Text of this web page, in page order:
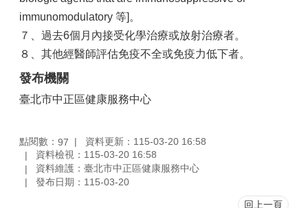
immunomodulatory 等]。
７、過去6個月內接受化學治療或放射治療者。
８、其他經醫師評估免疫不全或免疫力低下者。
發布機關
臺北市中正區健康服務中心
點閱數： 97
資料更新：115-03-20 16:58
資料檢視：115-03-20 16:58
資料維護：臺北市中正區健康服務中心
發布日期：115-03-20
回上一頁